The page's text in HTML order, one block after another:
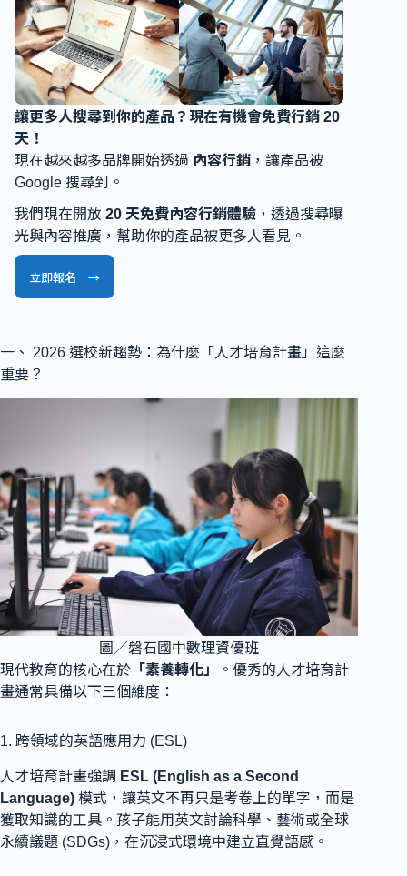
讓更多人搜尋到你的產品？現在有機會免費行銷 20
天！
現在越來越多品牌開始透過 內容行銷 ，讓產品被
Google 搜尋到。
我們現在開放 20 天免費內容行銷體驗 ，透過搜尋曝
光與內容推廣，幫助你的產品被更多人看見。
立即報名 →
一、 2026 選校新趨勢：為什麼「人才培育計畫」這麼
重要？
圖／磐石國中數理資優班
現代教育的核心在於 「素養轉化」
。優秀的人才培育計
畫通常具備以下三個維度：
1. 跨領域的英語應用力 (ESL)
人才培育計畫強調 ESL (English as a Second
Language) 模式，讓英文不再只是考卷上的單字，而是
獲取知識的工具。孩子能用英文討論科學、藝術或全球
永續議題 (SDGs)，在沉浸式環境中建立直覺語感。